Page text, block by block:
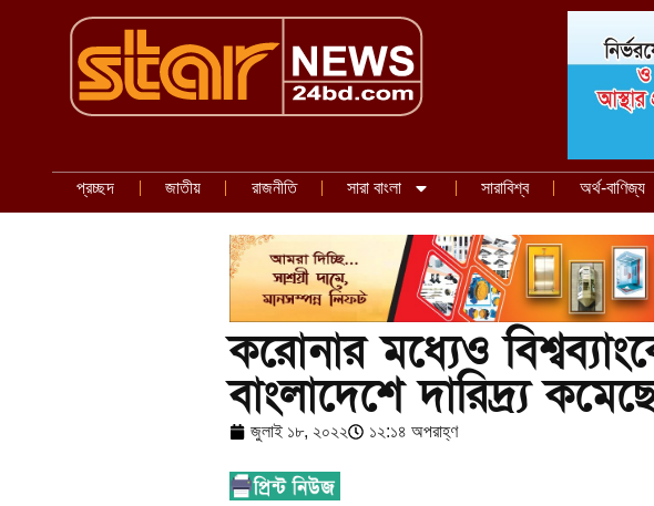
প্রচ্ছদ জাতীয় রাজনীতি সারা বাংলা সারাবিশ্ব অর্থ-বাণিজ্য
করোনার মধ্যেও
বাংলাদেশে দারিদ্র্য
জুলাই ১৮, ২০২২ ১২:১৪ অপরাহ্ণ